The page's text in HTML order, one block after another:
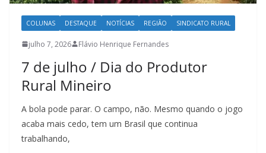
COLUNAS DESTAQUE NOTÍCIAS REGIÃO SINDICATO RURAL
julho 7, 2026 Flávio Henrique Fernandes
7 de julho / Dia do Produtor
Rural Mineiro
A bola pode parar. O campo, não. Mesmo quando o jogo
acaba mais cedo, tem um Brasil que continua
trabalhando,